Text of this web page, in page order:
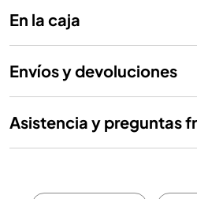
En la caja
Envíos y devoluciones
Asistencia y preguntas